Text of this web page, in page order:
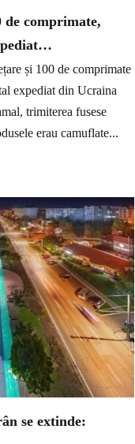
de comprimate,
și 100 de comprimate
expediat din Ucraina
trimiterea fusese
erau camuflate...
se extinde: